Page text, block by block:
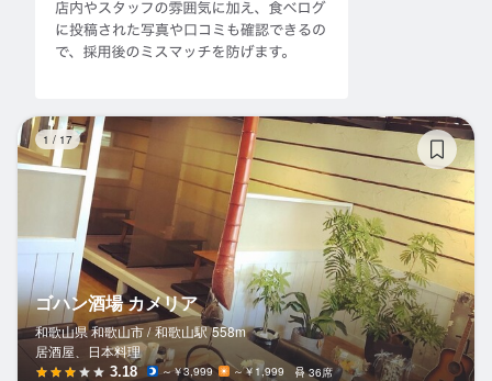
1 / 17
ゴハン酒場 カメリア
和歌山県 和歌山市 / 和歌山駅 558m
居酒屋、日本料理
3.18 ～￥3,999 ～￥1,999 36席